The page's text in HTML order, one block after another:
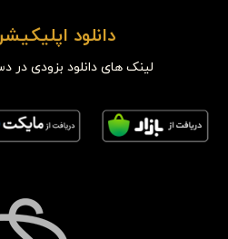
دانلود
لینک های دانلود بزودی در